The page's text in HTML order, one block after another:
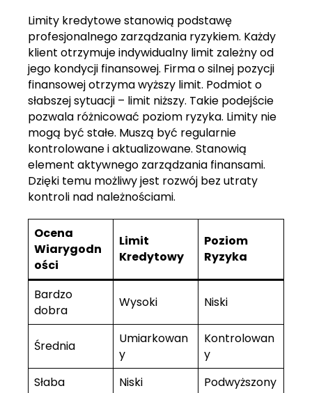
Limity kredytowe stanowią podstawę
profesjonalnego zarządzania ryzykiem. Każdy
klient otrzymuje indywidualny limit zależny od
jego kondycji finansowej. Firma o silnej pozycji
finansowej otrzyma wyższy limit. Podmiot o
słabszej sytuacji – limit niższy. Takie podejście
pozwala różnicować poziom ryzyka. Limity nie
mogą być stałe. Muszą być regularnie
kontrolowane i aktualizowane. Stanowią
element aktywnego zarządzania finansami.
Dzięki temu możliwy jest rozwój bez utraty
kontroli nad należnościami.
Ocena
Wiarygodn
ości
Limit
Kredytowy
Poziom
Ryzyka
Bardzo
dobra
Wysoki Niski
Średnia
Umiarkowan
y
Kontrolowan
y
Słaba
Niski Podwyższony